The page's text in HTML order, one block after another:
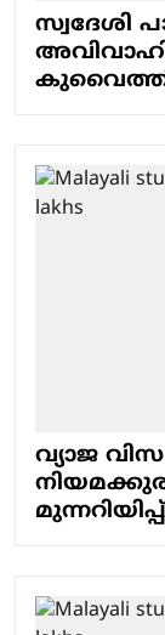
സ്വദേശി
വ്യാജ
മുന്നറിയിപ്പ്